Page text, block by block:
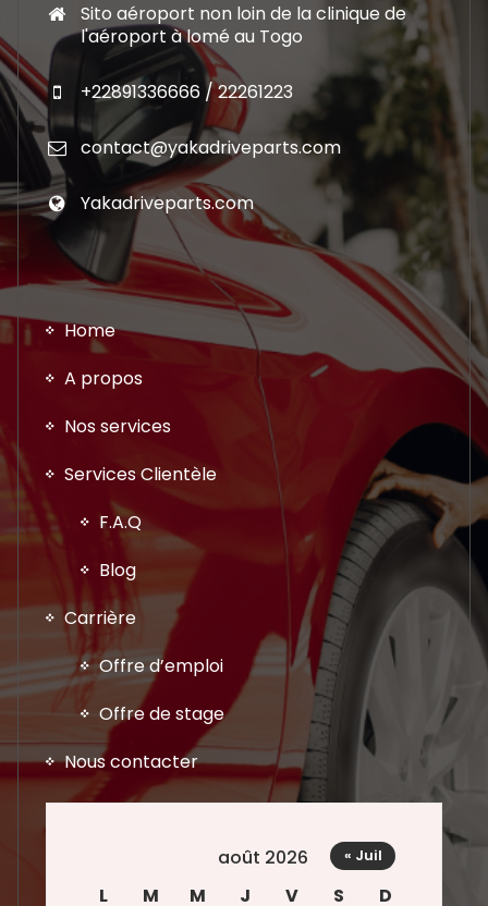
Sito aéroport non loin de la clinique de
l'aéroport à lomé au Togo
+22891336666 / 22261223
contact@yakadriveparts.com
Yakadriveparts.com
Home
A propos
Nos services
Services Clientèle
F.A.Q
Blog
Carrière
Offre d’emploi
Offre de stage
Nous contacter
août 2026
L
M M J V S D
« Juil